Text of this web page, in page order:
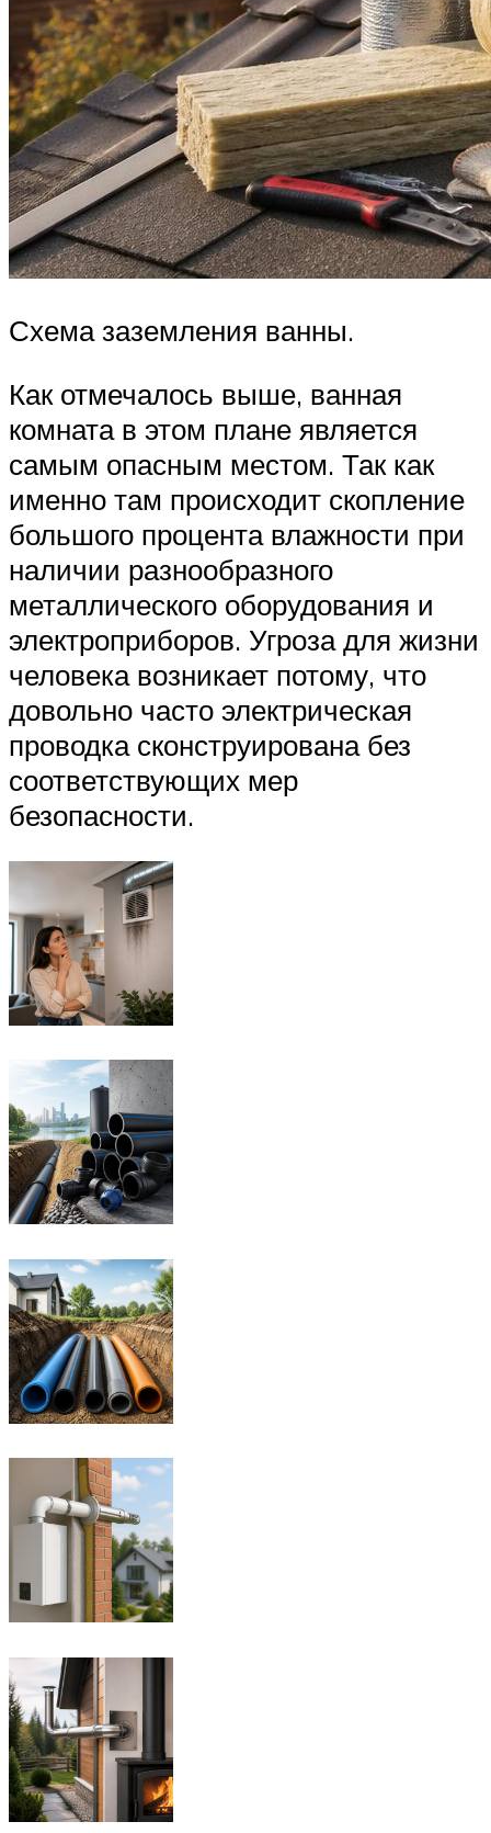
Схема заземления ванны.
Как отмечалось выше, ванная
комната в этом плане является
самым опасным местом. Так как
именно там происходит скопление
большого процента влажности при
наличии разнообразного
металлического оборудования и
электроприборов. Угроза для жизни
человека возникает потому, что
довольно часто электрическая
проводка сконструирована без
соответствующих мер
безопасности.